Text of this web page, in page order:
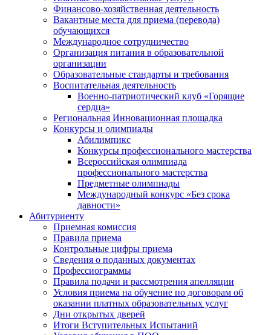
Финансово-хозяйственная деятельность
Вакантные места для приема (перевода)
обучающихся
Международное сотрудничество
Организация питания в образовательной
организации
Образовательные стандарты и требования
Воспитательная деятельность
Военно-патриотический клуб «Горящие
сердца»
Региональная Инновационная площадка
Конкурсы и олимпиады
Абилимпикс
Конкурсы профессионального мастерства
Всероссийская олимпиада
профессионального мастерства
Предметные олимпиады
Международный конкурс «Без срока
давности»
Абитуриенту
Приемная комиссия
Правила приема
Контрольные цифры приема
Сведения о поданных документах
Профессиограммы
Правила подачи и рассмотрения апелляции
Условия приема на обучение по договорам об
оказании платных образовательных услуг
Дни открытых дверей
Итоги Вступительных Испытаний